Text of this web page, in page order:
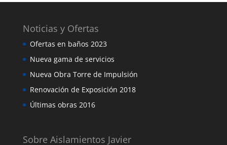
Noticias y Ofertas
Ofertas en baños 2023
Nueva gama de servicios
Nueva Obra Torre de Impulsión
Renovación de Exposición 2018
Últimas obras 2016
Sobre Aislamientos Javier